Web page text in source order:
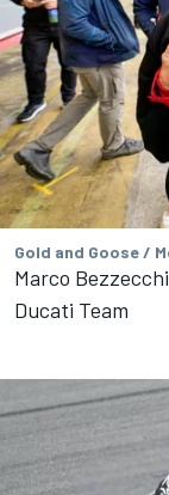
Gold and Goose /
Marco
Ducati Team